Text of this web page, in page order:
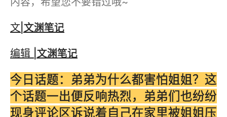
文 |文渊笔记
编辑 |文渊笔记
今日话题：弟弟为什么都害怕姐姐？这
个话题一出便反响热烈，弟弟们也纷纷
现身评论区诉说着自己在家里被姐姐压